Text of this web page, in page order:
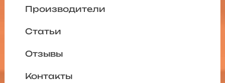
Производители
Статьи
Отзывы
Контакты